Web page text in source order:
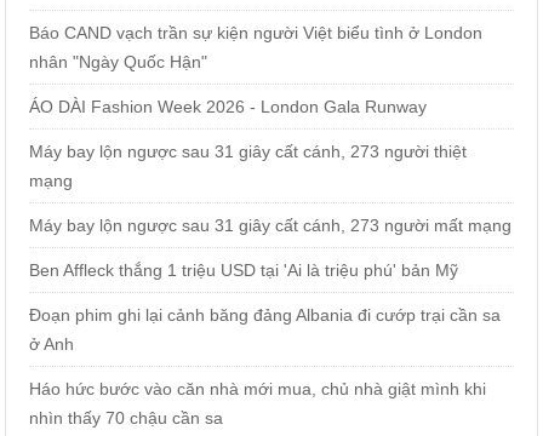
Báo CAND vạch trần sự kiện người Việt biểu tình ở London
nhân "Ngày Quốc Hận"
ÁO DÀI Fashion Week 2026 - London Gala Runway
Máy bay lộn ngược sau 31 giây cất cánh, 273 người thiệt
mạng
Máy bay lộn ngược sau 31 giây cất cánh, 273 người mất mạng
Ben Affleck thắng 1 triệu USD tại 'Ai là triệu phú' bản Mỹ
Đoạn phim ghi lại cảnh băng đảng Albania đi cướp trại cần sa
ở Anh
Háo hức bước vào căn nhà mới mua, chủ nhà giật mình khi
nhìn thấy 70 chậu cần sa